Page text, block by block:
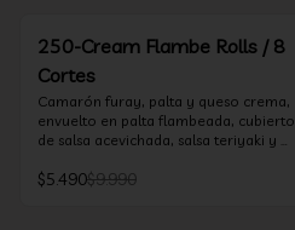
250-Cream Flambe Rolls / 8
Cortes
Camarón furay, palta y queso crema,
envuelto en palta flambeada, cubierto
de salsa acevichada, salsa teriyaki y
$5.490$9.990